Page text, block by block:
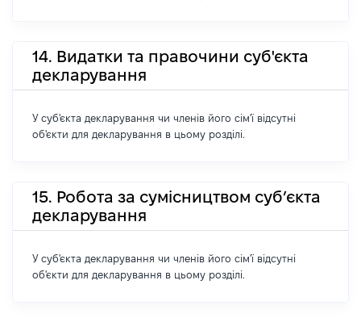
14. Видатки та правочини суб'єкта
декларування
У суб'єкта декларування чи членів його сім'ї відсутні
об'єкти для декларування в цьому розділі.
15. Робота за сумісництвом суб’єкта
декларування
У суб'єкта декларування чи членів його сім'ї відсутні
об'єкти для декларування в цьому розділі.